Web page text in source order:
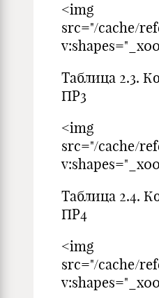
<img
src="/cache/
Таблица 2.3.
ПР3
<img
src="/cache/
Таблица 2.4.
ПР4
<img
src="/cache/